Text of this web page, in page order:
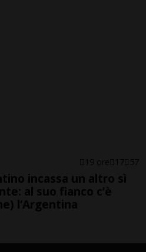
19 ore 17 57
incassa un altro sì
al suo fianco c’è
l’Argentina